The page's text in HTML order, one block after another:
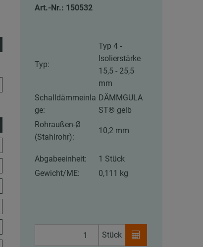
Art.-Nr.: 150532
Typ:
Typ 4 -
Isolierstärke
15,5 - 25,5
mm
Schalldämmeinla
ge:
DÄMMGULA
ST® gelb
Rohraußen-Ø
(Stahlrohr):
10,2 mm
Abgabeeinheit:
1 Stück
Gewicht/ME:
0,111 kg
Stück